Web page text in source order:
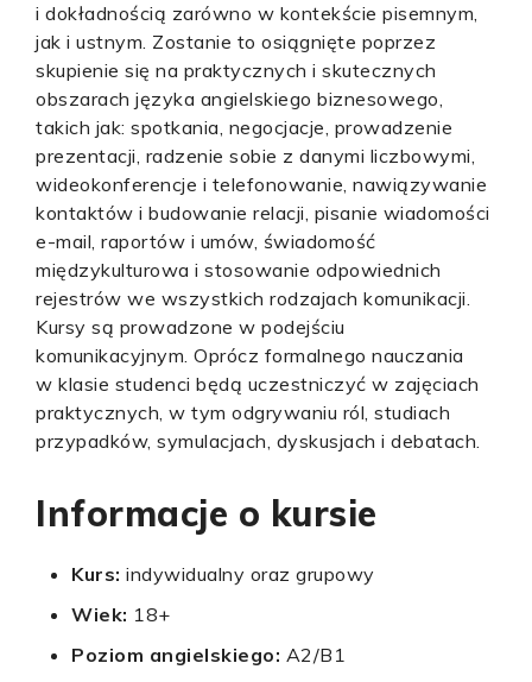
i dokładnością zarówno w kontekście pisemnym,
jak i ustnym. Zostanie to osiągnięte poprzez
skupienie się na praktycznych i skutecznych
obszarach języka angielskiego biznesowego,
takich jak: spotkania, negocjacje, prowadzenie
prezentacji, radzenie sobie z danymi liczbowymi,
wideokonferencje i telefonowanie, nawiązywanie
kontaktów i budowanie relacji, pisanie wiadomości
e-mail, raportów i umów, świadomość
międzykulturowa i stosowanie odpowiednich
rejestrów we wszystkich rodzajach komunikacji.
Kursy są prowadzone w podejściu
komunikacyjnym. Oprócz formalnego nauczania
w klasie studenci będą uczestniczyć w zajęciach
praktycznych, w tym odgrywaniu ról, studiach
przypadków, symulacjach, dyskusjach i debatach.
Informacje o kursie
Kurs: indywidualny oraz grupowy
Wiek: 18+
Poziom angielskiego: A2/B1